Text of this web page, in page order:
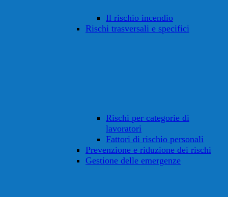
Il rischio incendio
Rischi trasversali e specifici
Rischi per categorie di
lavoratori
Fattori di rischio personali
Prevenzione e riduzione dei rischi
Gestione delle emergenze